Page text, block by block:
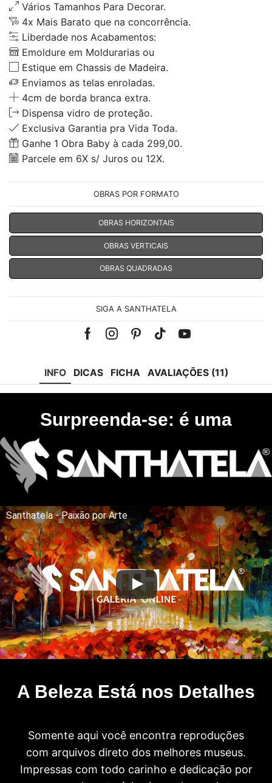
Vários Tamanhos Para Decorar.
4x Mais Barato que na concorrência.
Liberdade nos Acabamentos:
Emoldure em Moldurarias ou
Estique em Chassis de Madeira.
Enviamos as telas enroladas.
4cm de borda branca extra.
Dispensa vidro de proteção.
Exclusiva Garantia pra Vida Toda.
Ganhe 1 Obra Baby à cada 299,00.
Parcele em 6X s/ Juros ou 12X.
OBRAS POR FORMATO
OBRAS HORIZONTAIS
OBRAS VERTICAIS
OBRAS QUADRADAS
SIGA A SANTHATELA
FacebookInstagramPinterest
Tik-Youtube
INFO DICAS FICHA AVALIAÇÕES (11)
Surpreenda-se: é uma
Santhatela - Paixão por Arte
A Beleza Está nos Detalhes
Somente aqui você encontra reproduções
com arquivos direto dos melhores museus.
Impressas com todo carinho e dedicação por